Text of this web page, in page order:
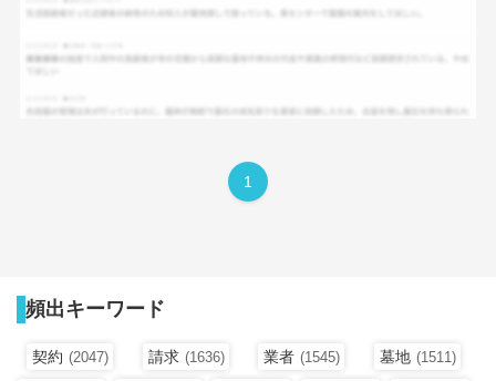
1
頻出キーワード
契約 (2047) 請求 (1636) 業者 (1545) 墓地 (1511)